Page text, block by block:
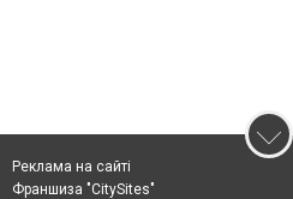
Реклама на сайті
Франшиза "CitySites"